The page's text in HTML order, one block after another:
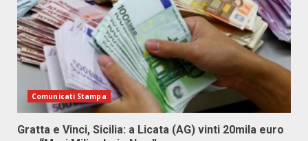
Comunicati Stampa
Gratta e Vinci, Sicilia: a Licata (AG) vinti 20mila euro